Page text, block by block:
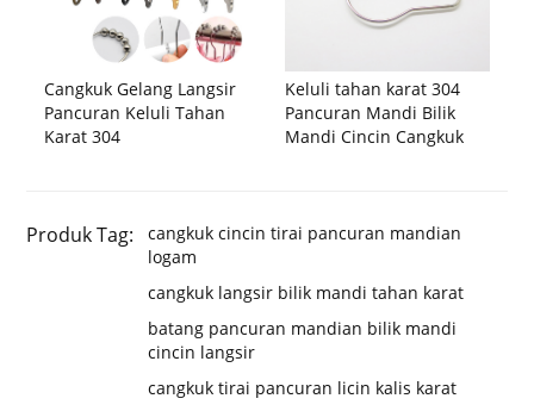
Cangkuk Gelang Langsir
Pancuran Keluli Tahan
Karat 304
Keluli tahan karat 304
Pancuran Mandi Bilik
Mandi Cincin Cangkuk
Produk Tag:
cangkuk cincin tirai pancuran mandian
logam
cangkuk langsir bilik mandi tahan karat
batang pancuran mandian bilik mandi
cincin langsir
cangkuk tirai pancuran licin kalis karat